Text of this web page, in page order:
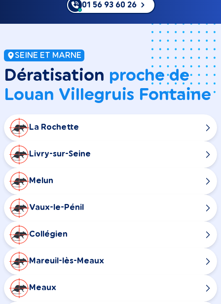
01 56 93 60 26
SEINE ET MARNE
Dératisation proche de
Louan Villegruis Fontaine
La Rochette
Livry-sur-Seine
Melun
Vaux-le-Pénil
Collégien
Mareuil-lès-Meaux
Meaux